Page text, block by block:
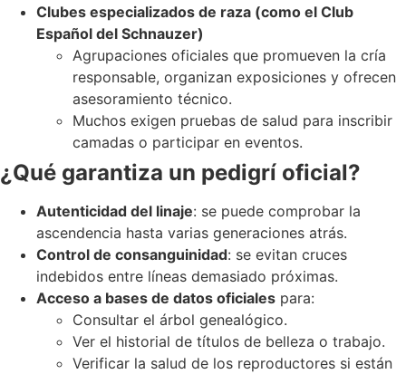
Clubes especializados de raza (como el Club
Español del Schnauzer)
Agrupaciones oficiales que promueven la cría
responsable, organizan exposiciones y ofrecen
asesoramiento técnico.
Muchos exigen pruebas de salud para inscribir
camadas o participar en eventos.
¿Qué garantiza un pedigrí oficial?
Autenticidad del linaje: se puede comprobar la
ascendencia hasta varias generaciones atrás.
Control de consanguinidad: se evitan cruces
indebidos entre líneas demasiado próximas.
Acceso a bases de datos oficiales para:
Consultar el árbol genealógico.
Ver el historial de títulos de belleza o trabajo.
Verificar la salud de los reproductores si están